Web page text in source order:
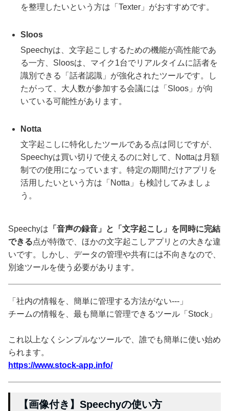
を整理したいという方は「Texter」がおすすめです。
Sloos
Speechyは、文字起こしするための機能が高性能であ
る一方、Sloosは、マイク1台でリアルタイムに話者を
識別できる「話者認識」が強化されたツールです。し
たがって、大人数が参加する会議には「Sloos」が向
いている可能性があります。
Notta
文字起こしに特化したツールである点は同じですが、
Speechyは買い切りで使えるのに対して、Nottaは月額
制での使用になっています。特定の期間だけアプリを
活用したいという方は「Notta」も検討してみましょ
う。
Speechyは 「音声の録音」と「文字起こし」を同時に完結
できる点が特徴で、ほかの文字起こしアプリとの大きな違
いです。しかし、データの管理や共有には不向きなので、
別途ツールを使う必要があります。
「社内の情報を、簡単に管理する方法がない---」
チームの情報を、最も簡単に管理できるツール「Stock」
これ以上なくシンプルなツールで、誰でも簡単に使い始め
られます。
https://www.stock-app.info/
【画像付き】Speechyの使い方